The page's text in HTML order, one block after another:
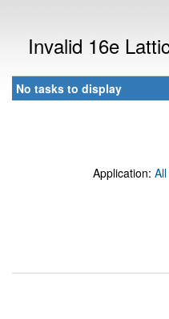
Invalid 16e
No tasks to display
Application: All